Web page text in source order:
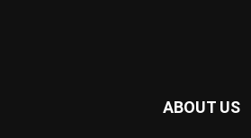
ABOUT US